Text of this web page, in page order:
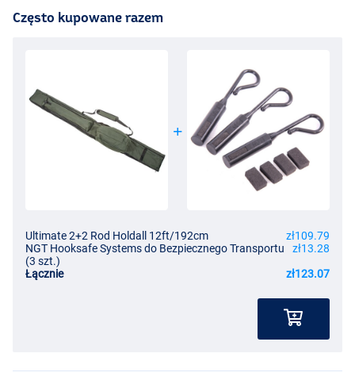
Często kupowane razem
Ultimate 2+2 Rod Holdall 12ft/192cm
zł109.79
NGT Hooksafe Systems do Bezpiecznego Transportu
(3 szt.)
zł13.28
Łącznie
zł123.07